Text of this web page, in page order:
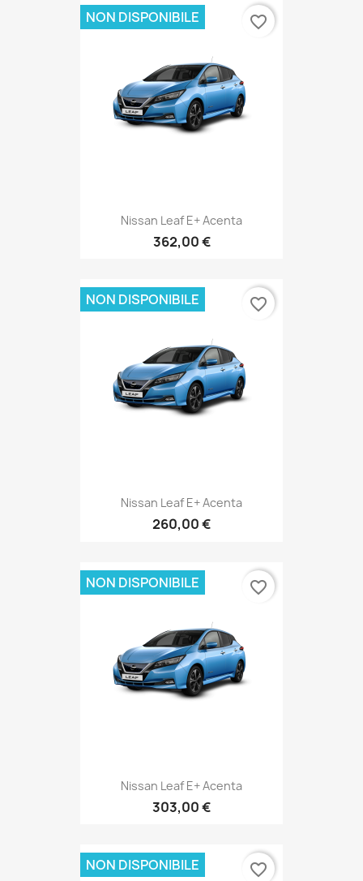
Nissan Leaf E+ Acenta
362,00 €
NON DISPONIBILE favorite_border
Nissan Leaf E+ Acenta
260,00 €
NON DISPONIBILE favorite_border
Nissan Leaf E+ Acenta
303,00 €
NON DISPONIBILE favorite_border
NON DISPONIBILE favorite_border